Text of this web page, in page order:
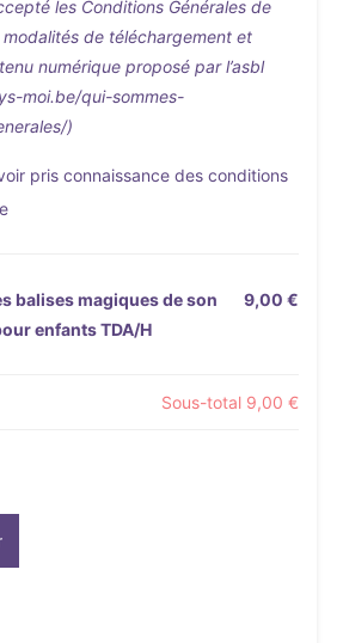
les Conditions Générales de
modalités de téléchargement et
numérique proposé par l’asbl
moi.be/qui-sommes-
)
pris connaissance des conditions
balises magiques de son
enfants TDA/H
9,00 €
Sous-total 9,00 €